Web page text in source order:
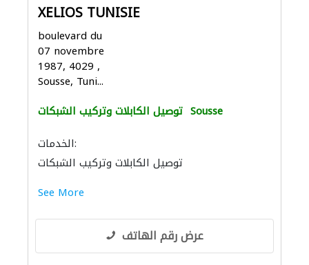
XELIOS TUNISIE
boulevard du
07 novembre
1987, 4029 ,
Sousse, Tuni...
توصيل الكابلات وتركيب الشبكات Sousse
الخدمات:
توصيل الكابلات وتركيب الشبكات
See More
عرض رقم الهاتف